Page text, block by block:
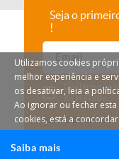
LigarHáTudo ©
Seja o
!
Declaro que
do HáTudo.
Anular subscrição
Utilizamos cookies
melhor experiência e
os desativar, leia a
Ao ignorar ou fechar
cookies, está a
Saiba mais